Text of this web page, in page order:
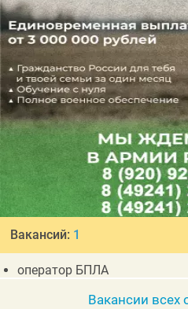
Вакансий: 1
оператор БПЛА
Вакансии всех